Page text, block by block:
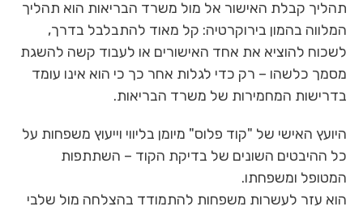
תהליך קבלת האישור אל מול משרד הבריאות הוא תהליך
המלווה בהמון בירוקרטיה: קל מאוד להתבלבל בדרך,
לשכוח להוציא את אחד האישורים או לעבוד קשה להשגת
מסמך כלשהו – רק כדי לגלות אחר כך כי הוא אינו עומד
בדרישות המחמירות של משרד הבריאות.
היועץ האישי של "קוד פלוס" מיומן בליווי וייעוץ משפחות על
כל ההיבטים השונים של בדיקת הקוד – השתתפות
המטופל ומשפחתו.
הוא עזר לעשרות משפחות להתמודד בהצלחה מול שלבי